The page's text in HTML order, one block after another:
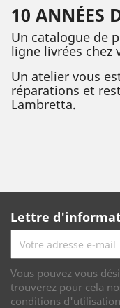
10 ANNÉES
Un catalogue de
ligne livrées chez
Un atelier vous
réparations et
Lambretta.
Lettre
Vous pouvez vous
trouverez pour cela
conditions